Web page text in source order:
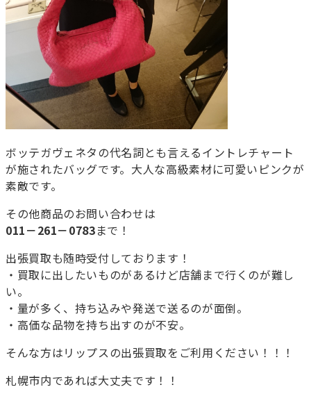
ボッテガヴェネタの代名詞とも言えるイントレチャート
が施されたバッグです。大人な高級素材に可愛いピンクが
素敵です。
その他商品のお問い合わせは
011－261－0783まで！
出張買取も随時受付しております！
・買取に出したいものがあるけど店舗まで行くのが難し
い。
・量が多く、持ち込みや発送で送るのが面倒。
・高価な品物を持ち出すのが不安。
そんな方はリップスの出張買取をご利用ください！！！
札幌市内であれば大丈夫です！！